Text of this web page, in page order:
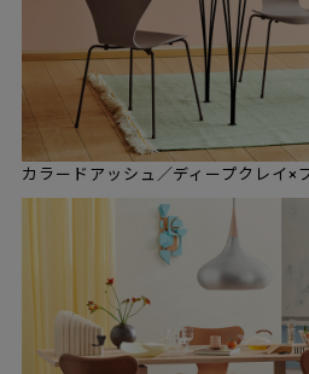
カラードアッシュ／ディープクレイ×